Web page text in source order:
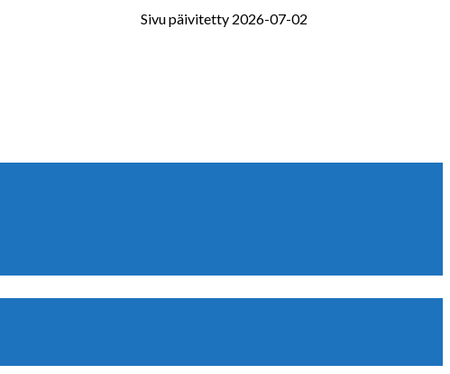
Sivu päivitetty 2026-07-02